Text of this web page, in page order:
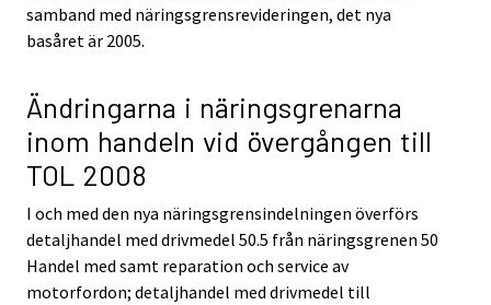
samband med näringsgrensrevideringen, det nya
basåret är 2005.
Ändringarna i näringsgrenarna
inom handeln vid övergången till
TOL 2008
I och med den nya näringsgrensindelningen överförs
detaljhandel med drivmedel 50.5 från näringsgrenen 50
Handel med samt reparation och service av
motorfordon; detaljhandel med drivmedel till